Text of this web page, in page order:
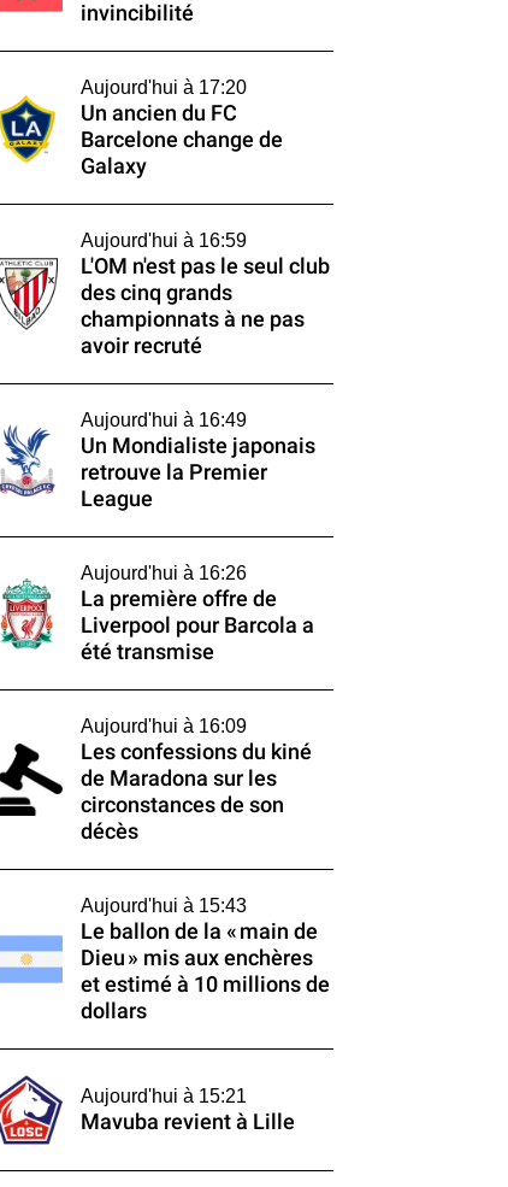
invincibilité
Aujourd'hui à 17:20
Un ancien du FC
Barcelone change de
Galaxy
Aujourd'hui à 16:59
L'OM n'est pas le seul club
des cinq grands
championnats à ne pas
avoir recruté
Aujourd'hui à 16:49
Un Mondialiste japonais
retrouve la Premier
League
Aujourd'hui à 16:26
La première offre de
Liverpool pour Barcola a
été transmise
Aujourd'hui à 16:09
Les confessions du kiné
de Maradona sur les
circonstances de son
décès
Aujourd'hui à 15:43
Le ballon de la « main de
Dieu » mis aux enchères
et estimé à 10 millions de
dollars
Aujourd'hui à 15:21
Mavuba revient à Lille